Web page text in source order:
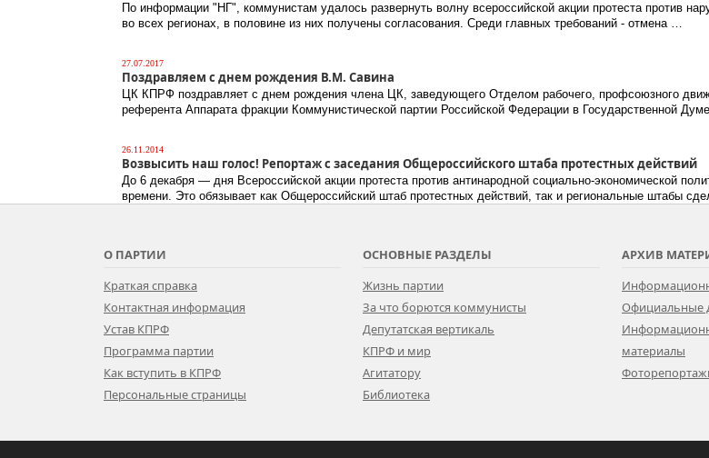
По информации "НГ", коммунистам удалось развернуть волну всероссийской акции протеста против
во всех регионах, в половине из них получены согласования. Среди главных требований - отмена …
27.07.2017
Поздравляем с днем рождения В.М. Савина
ЦК КПРФ поздравляет с днем рождения члена ЦК, заведующего Отделом рабочего, профсоюзного
референта Аппарата фракции Коммунистической партии Российской Федерации в Государственной
26.11.2014
Возвысить наш голос! Репортаж с заседания Общероссийского штаба протестных действий
До 6 декабря — дня Всероссийской акции протеста против антинародной социально-экономической
времени. Это обязывает как Общероссийский штаб протестных действий, так и региональные штабы
О ПАРТИИ
Краткая справка
Контактная информация
Устав КПРФ
Программа партии
Как вступить в КПРФ
Персональные страницы
ОСНОВНЫЕ РАЗДЕЛЫ
Жизнь партии
За что борются коммунисты
Депутатская вертикаль
КПРФ и мир
Агитатору
Библиотека
АРХИВ
Официальные
материалы